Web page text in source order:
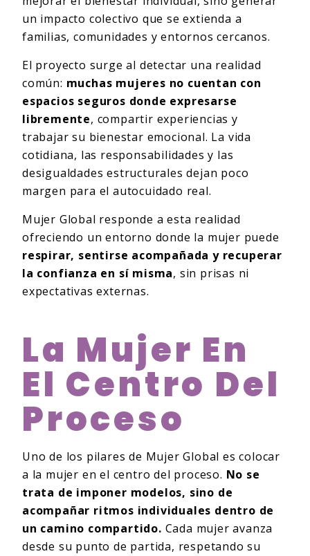
un impacto colectivo que se extienda a
familias, comunidades y entornos cercanos.
El proyecto surge al detectar una realidad
común: muchas mujeres no cuentan con
espacios seguros donde expresarse
libremente, compartir experiencias y
trabajar su bienestar emocional. La vida
cotidiana, las responsabilidades y las
desigualdades estructurales dejan poco
margen para el autocuidado real.
Mujer Global responde a esta realidad
ofreciendo un entorno donde la mujer puede
respirar, sentirse acompañada y recuperar
la confianza en sí misma, sin prisas ni
expectativas externas.
La Mujer En
El Centro Del
Proceso
Uno de los pilares de Mujer Global es colocar
a la mujer en el centro del proceso. No se
trata de imponer modelos, sino de
acompañar ritmos individuales dentro de
un camino compartido. Cada mujer avanza
desde su punto de partida, respetando su